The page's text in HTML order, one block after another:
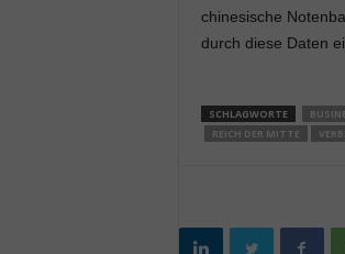
chinesische
durch diese Daten
SCHLAGWORTE
REICH DER MITTE